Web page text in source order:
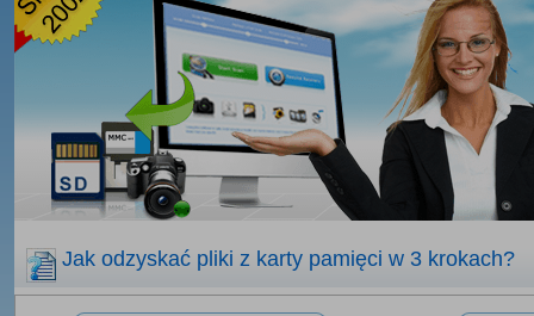
Jak odzyskać pliki z karty pamięci w 3 krokach?